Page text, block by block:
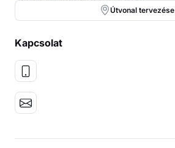
Útvonal tervezése
Kapcsolat